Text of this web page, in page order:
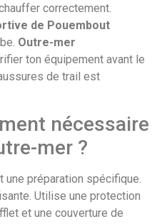
correctement.
de Pouembout
Outre-mer
ton équipement avant le
de trail est
nécessaire
mer ?
une préparation spécifique.
Utilise une protection
et une couverture de